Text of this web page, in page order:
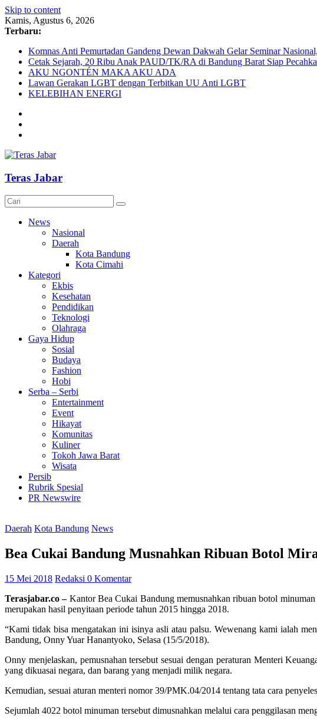
Skip to content
Kamis, Agustus 6, 2026
Terbaru:
Komnas Anti Pemurtadan Gandeng Dewan Dakwah Gelar Seminar
Cetak Sejarah, 20 Ribu Anak PAUD/TK/RA di Bandung Barat Siap
AKU NGONTÉN MAKA AKU ADA
Lawan Gerakan LGBT dengan Terbitkan UU Anti LGBT
KELEBIHAN ENERGI
Teras Jabar
News
Nasional
Daerah
Kota Bandung
Kota Cimahi
Kategori
Ekbis
Kesehatan
Pendidikan
Teknologi
Olahraga
Gaya Hidup
Sosial
Budaya
Fashion
Hobi
Serba – Serbi
Entertainment
Event
Hikayat
Komunitas
Kuliner
Tokoh Jawa Barat
Wisata
Persib
Rubrik Spesial
PR Newswire
Daerah Kota Bandung News
Bea Cukai Bandung Musnahkan Ribuan Botol
15 Mei 2018 Redaksi 0 Komentar
Terasjabar.co –Kantor Bea Cukai Bandung memusnahkan ribuan botol
merupakan hasil penyitaan periode tahun 2015 hingga 2018.
“Kami tidak bisa mengatakan ini isinya asli atau palsu. Wewenang kami ialah
Bandung, Onny Yuar Hanantyoko, Selasa (15/5/2018).
Onny menjelaskan, pemusnahan tersebut sesuai dengan peraturan Menteri
yang dikuasai negara, dan barang yang menjadi milik negara.
Kemudian, sesuai aturan menteri nomor 39/PMK.04/2014 tentang tata cara
Sejumlah 4022 botol minuman tersebut dimusnahkan melalui cara penggilasan